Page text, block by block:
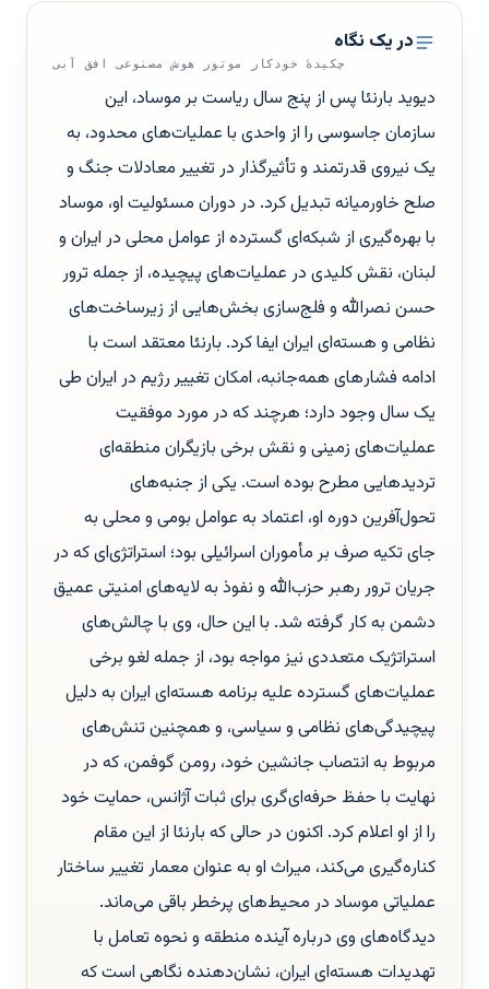
در یک نگاه
چکیدهٔ خودکار موتور هوش مصنوعی افق آبی
دیوید بارنئا پس از پنج سال ریاست بر موساد، این
سازمان جاسوسی را از واحدی با عملیات‌های محدود، به
یک نیروی قدرتمند و تأثیرگذار در تغییر معادلات جنگ و
صلح خاورمیانه تبدیل کرد. در دوران مسئولیت او، موساد
با بهره‌گیری از شبکه‌ای گسترده از عوامل محلی در ایران و
لبنان، نقش کلیدی در عملیات‌های پیچیده، از جمله ترور
حسن نصرالله و فلج‌سازی بخش‌هایی از زیرساخت‌های
نظامی و هسته‌ای ایران ایفا کرد. بارنئا معتقد است با
ادامه فشار‌های همه‌جانبه، امکان تغییر رژیم در ایران طی
یک سال وجود دارد؛ هرچند که در مورد موفقیت
عملیات‌های زمینی و نقش برخی بازیگران منطقه‌ای
تردیدهایی مطرح بوده است. یکی از جنبه‌های
تحول‌آفرین دوره او، اعتماد به عوامل بومی و محلی به
جای تکیه صرف بر مأموران اسرائیلی بود؛ استراتژی‌ای که در
جریان ترور رهبر حزب‌الله و نفوذ به لایه‌های امنیتی عمیق
دشمن به کار گرفته شد. با این حال، وی با چالش‌های
استراتژیک متعددی نیز مواجه بود، از جمله لغو برخی
عملیات‌های گسترده علیه برنامه هسته‌ای ایران به دلیل
پیچیدگی‌های نظامی و سیاسی، و همچنین تنش‌های
مربوط به انتصاب جانشین خود، رومن گوفمن، که در
نهایت با حفظ حرفه‌ای‌گری برای ثبات آژانس، حمایت خود
را از او اعلام کرد. اکنون در حالی که بارنئا از این مقام
کناره‌گیری می‌کند، میراث او به عنوان معمار تغییر ساختار
عملیاتی موساد در محیط‌های پرخطر باقی می‌ماند.
دیدگاه‌های وی درباره آینده منطقه و نحوه تعامل با
تهدیدات هسته‌ای ایران، نشان‌دهنده نگاهی است که